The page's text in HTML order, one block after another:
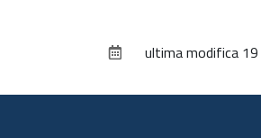
ultima modifica